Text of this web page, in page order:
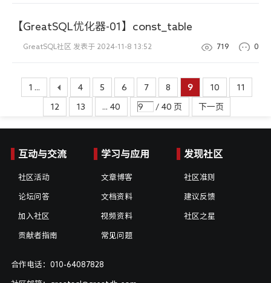
【GreatSQL优化器-01】const_table
GreatSQL社区 发表于 2024-11-8 13:52 719 0
1 ... 4 5 6 7 8 9 10 11
12 13 ... 40 / 40 页 下一页
互动与交流
社区活动
论坛问答
加入社区
贡献者指南
学习与应用
文章博客
文档资料
视频资料
常见问题
发现社区
社区准则
建议反馈
社区之星
合作电话：010-64087828